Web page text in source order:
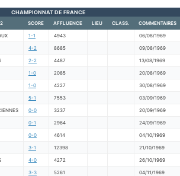
CHAMPIONNAT DE FRANCE
SCORE AFFLUENCE LIEU CLASS. COMMENTAIRES
1-1 4943 06/08/1969
4-2 8685 09/08/1969
2-2 4487 13/08/1969
1-0 2085 20/08/1969
1-0 4227 30/08/1969
5-1 7553 03/09/1969
0-0 3237 20/09/1969
0-1 2964 24/09/1969
0-0 4614 04/10/1969
3-1 12398 21/10/1969
4-0 4272 26/10/1969
3-3 5261 04/11/1969